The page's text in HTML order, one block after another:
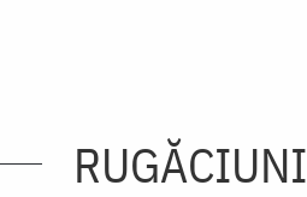
RUGĂCIUNI